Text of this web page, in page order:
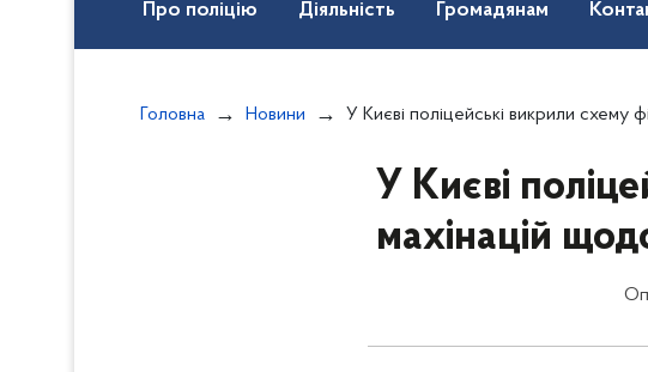
Про поліцію Діяльність Громадянам
Головна Новини У Києві поліцейські викрили схему фінансових махінацій щодо будівництва
У Києві
махінацій